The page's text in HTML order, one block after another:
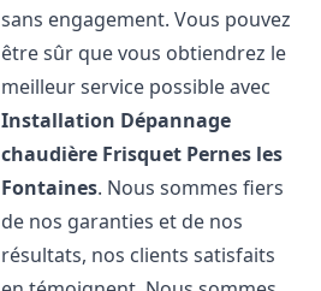
sans engagement. Vous pouvez
être sûr que vous obtiendrez le
meilleur service possible avec
Installation Dépannage
chaudière Frisquet Pernes les
Fontaines. Nous sommes fiers
de nos garanties et de nos
résultats, nos clients satisfaits